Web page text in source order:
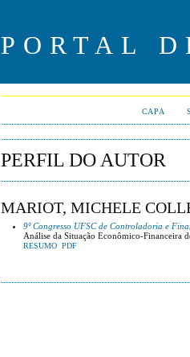
PORTAL
CAPA
PERFIL DO AUTOR
MARIOT, MICHELE
9º Congresso UFSC de Controladoria e
Análise da Situação Econômico-Financeira
RESUMO PDF